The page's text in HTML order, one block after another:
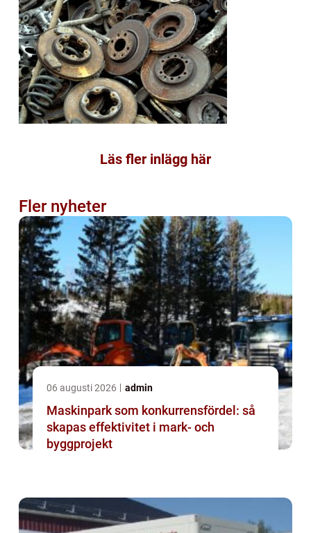
Läs fler inlägg här
Fler nyheter
06 augusti 2026 admin
Maskinpark som konkurrensfördel: så
skapas effektivitet i mark- och
byggprojekt